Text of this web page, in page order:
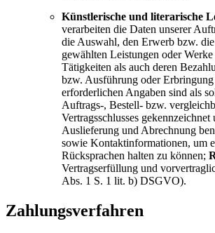
Künstlerische und literarische
verarbeiten die Daten unserer
die Auswahl, den Erwerb bzw.
gewählten Leistungen oder
Tätigkeiten als auch deren
bzw. Ausführung oder
erforderlichen Angaben sind als
Auftrags-, Bestell- bzw.
Vertragsschlusses
Auslieferung und Abrechnung
sowie Kontaktinformationen, um
Rücksprachen halten zu können;
Vertragserfüllung und
Abs. 1 S. 1 lit. b) DSGVO).
Zahlungsverfahren